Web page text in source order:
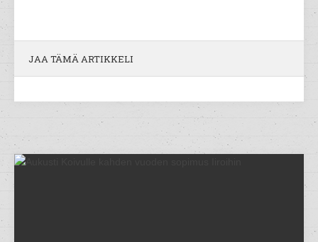
JAA TÄMÄ ARTIKKELI